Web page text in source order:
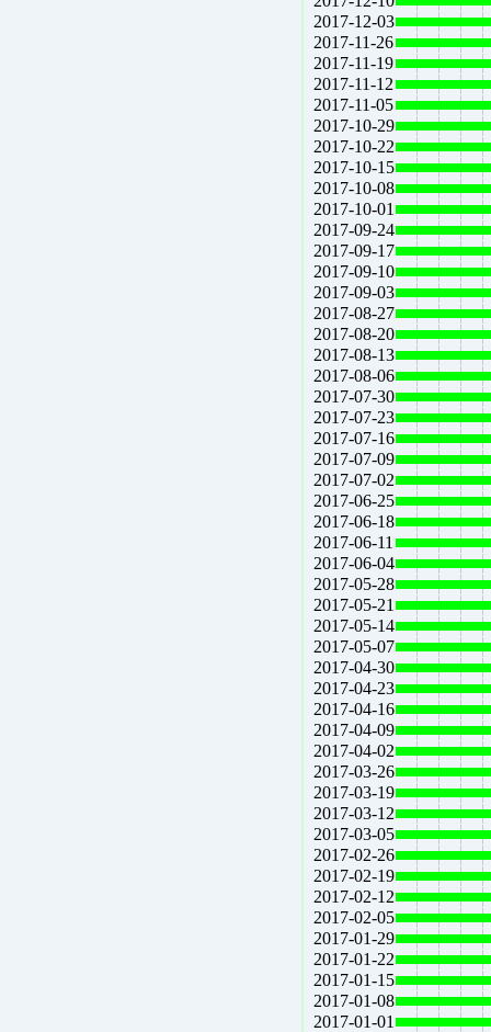
2017-12-03
2017-11-26
2017-11-19
2017-11-12
2017-11-05
2017-10-29
2017-10-22
2017-10-15
2017-10-08
2017-10-01
2017-09-24
2017-09-17
2017-09-10
2017-09-03
2017-08-27
2017-08-20
2017-08-13
2017-08-06
2017-07-30
2017-07-23
2017-07-16
2017-07-09
2017-07-02
2017-06-25
2017-06-18
2017-06-11
2017-06-04
2017-05-28
2017-05-21
2017-05-14
2017-05-07
2017-04-30
2017-04-23
2017-04-16
2017-04-09
2017-04-02
2017-03-26
2017-03-19
2017-03-12
2017-03-05
2017-02-26
2017-02-19
2017-02-12
2017-02-05
2017-01-29
2017-01-22
2017-01-15
2017-01-08
2017-01-01